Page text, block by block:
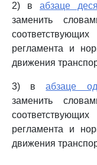
2) в абзаце
заменить
регламента и
движения
3) вабзаце
заменить
регламента и
движения